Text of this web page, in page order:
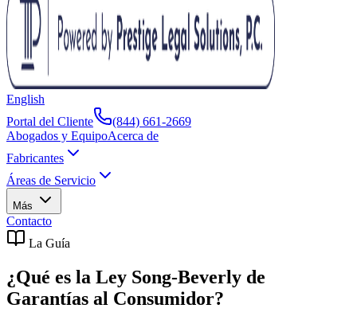
English
Portal del Cliente
(844) 661-2669
Abogados y EquipoAcerca de
Fabricantes
Áreas de Servicio
Más
Contacto
La Guía
¿Qué es la Ley Song-Beverly de
Garantías al Consumidor?